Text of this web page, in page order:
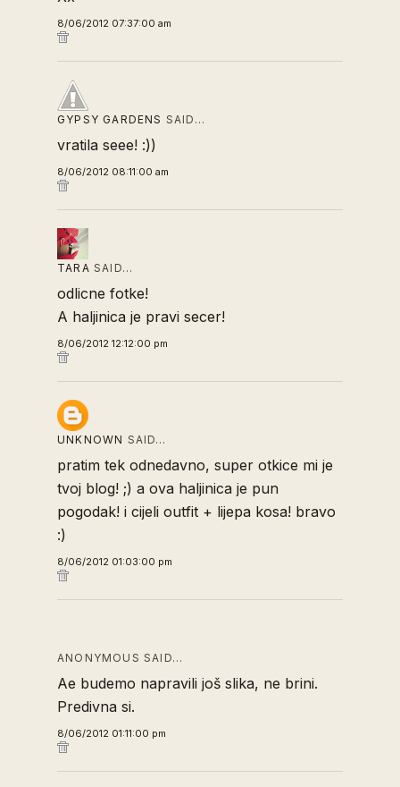
8/06/2012 07:37:00 am
GYPSY GARDENS SAID…
vratila seee! :))
8/06/2012 08:11:00 am
TARA SAID…
odlicne fotke!
A haljinica je pravi secer!
8/06/2012 12:12:00 pm
UNKNOWN SAID…
pratim tek odnedavno, super otkice mi je
tvoj blog! ;) a ova haljinica je pun
pogodak! i cijeli outfit + lijepa kosa! bravo
:)
8/06/2012 01:03:00 pm
ANONYMOUS SAID…
Ae budemo napravili još slika, ne brini.
Predivna si.
8/06/2012 01:11:00 pm